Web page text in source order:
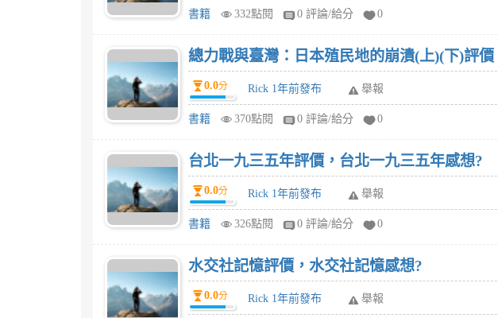
書籍 332點閱 0 評論/給分 0
總力戰與臺灣：日本殖民地的崩潰(上)(下)評
0.0分 Rick 1年前發布 舉報
書籍 370點閱 0 評論/給分 0
台北一九三五年評價，台北一九三五年感想?
0.0分 Rick 1年前發布 舉報
書籍 326點閱 0 評論/給分 0
水交社記憶評價，水交社記憶感想?
0.0分 Rick 1年前發布 舉報